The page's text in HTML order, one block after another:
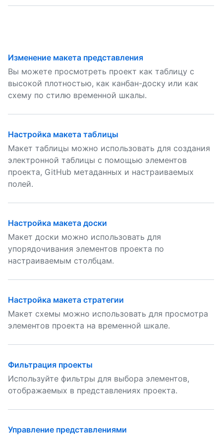
Изменение макета представления
Вы можете просмотреть проект как таблицу с
высокой плотностью, как канбан-доску или как
схему по стилю временной шкалы.
Настройка макета таблицы
Макет таблицы можно использовать для создания
электронной таблицы с помощью элементов
проекта, GitHub метаданных и настраиваемых
полей.
Настройка макета доски
Макет доски можно использовать для
упорядочивания элементов проекта по
настраиваемым столбцам.
Настройка макета стратегии
Макет схемы можно использовать для просмотра
элементов проекта на временной шкале.
Фильтрация проекты
Используйте фильтры для выбора элементов,
отображаемых в представлениях проекта.
Управление представлениями